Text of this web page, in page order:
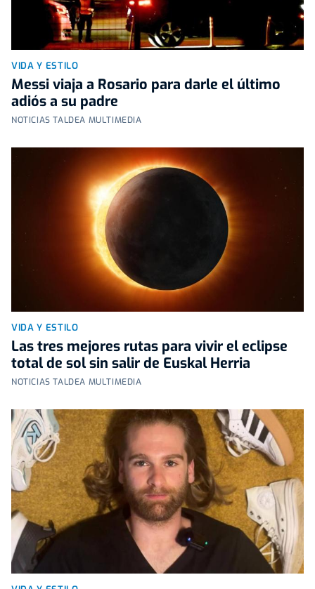
VIDA Y ESTILO
Messi viaja a Rosario para darle el último
adiós a su padre
NOTICIAS TALDEA MULTIMEDIA
VIDA Y ESTILO
Las tres mejores rutas para vivir el eclipse
total de sol sin salir de Euskal Herria
NOTICIAS TALDEA MULTIMEDIA